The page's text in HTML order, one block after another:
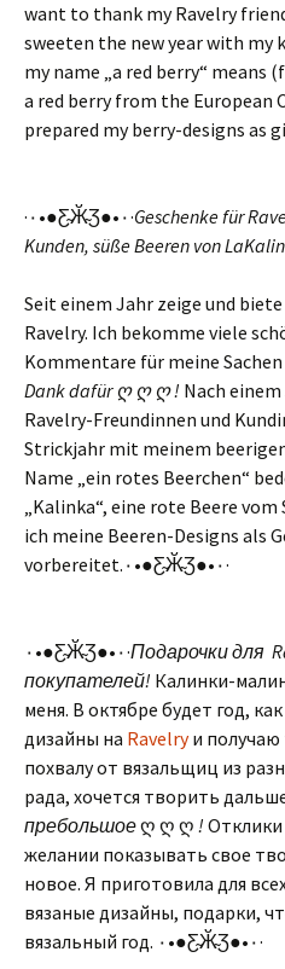
want to thank my Ravelry
sweeten the new year with my
my name „a red berry“ means
a red berry from the European
prepared my berry-designs as
·٠•●Ƹ̴Ӂ̴Ʒ●•٠·Geschenke für
Kunden, süße Beeren von
Seit einem Jahr zeige und
Ravelry. Ich bekomme viele
Kommentare für meine Sachen
Dank dafür ღ ღ ღ ! Nach
Ravelry-Freundinnen und
Strickjahr mit meinem
Name „ein rotes Beerchen“
„Kalinka“, eine rote Beere
ich meine Beeren-Designs als
vorbereitet.٠•●Ƹ̴Ӂ̴Ʒ●•٠·
٠•●Ƹ̴Ӂ̴Ʒ●•٠·Подарочки для
покупателей! Калинки-
меня. В октябре будет год,
дизайны на Ravelryи получаю
похвалу от вязальщиц из
рада, хочется творить
пребольшоеღ ღ ღ !
желании показывать свое
новое. Я приготовила для
вязаные дизайны, подарки,
вязальный год. ٠•●Ƹ̴Ӂ̴Ʒ●•٠·